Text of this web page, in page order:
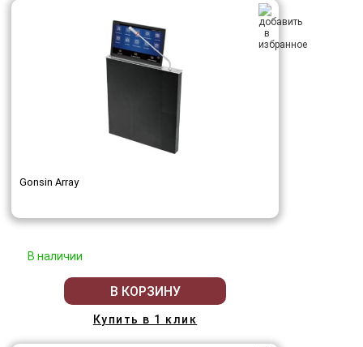
Gonsin Array
В наличии
В КОРЗИНУ
Купить в 1 клик